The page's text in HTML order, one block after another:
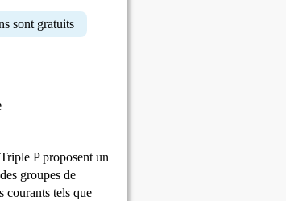
sont gratuits
P proposent un
groupes de
courants tels que